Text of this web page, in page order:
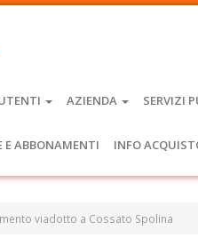
AZIENDA SERVIZI
E ABBONAMENTI INFO
viadotto a Cossato Spolina